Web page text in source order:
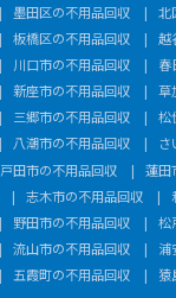
墨田区の不用品回収
北
板橋区の不用品回収
越
川口市の不用品回収
春
新座市の不用品回収
草
三郷市の不用品回収
松
八潮市の不用品回収
さ
戸田市の不用品回収
蓮田
志木市の不用品回収
野田市の不用品回収
松
流山市の不用品回収
浦
五霞町の不用品回収 猿